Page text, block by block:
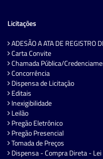
Licitações
ADESÃO A ATA DE REGISTRO
Carta Convite
Chamada Pública/
Concorrência
Dispensa de Licitação
Editais
Inexigibilidade
Leilão
Pregão Eletrônico
Pregão Presencial
Tomada de Preços
Dispensa - Compra Direta -